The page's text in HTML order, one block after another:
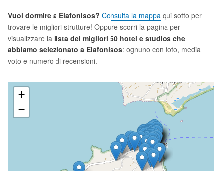
Vuoi dormire a Elafonisos? Consulta la mappa qui sotto per
trovare le migliori strutture! Oppure scorri la pagina per
visualizzare la lista dei migliori 50 hotel e studios che
abbiamo selezionato a Elafonisos: ognuno con foto, media
voto e numero di recensioni.
+
−